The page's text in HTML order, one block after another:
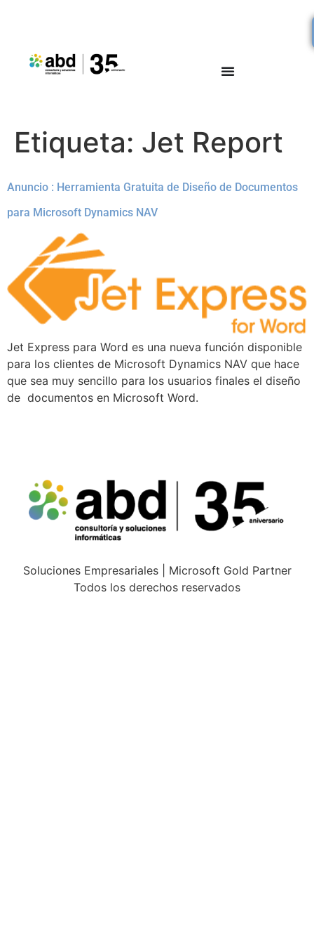
Etiqueta: Jet Report
Anuncio : Herramienta Gratuita de Diseño de Documentos
para Microsoft Dynamics NAV
Jet Express para Word es una nueva función disponible
para los clientes de Microsoft Dynamics NAV que hace
que sea muy sencillo para los usuarios finales el diseño
de documentos en Microsoft Word.
Soluciones Empresariales | Microsoft Gold Partner
Todos los derechos reservados